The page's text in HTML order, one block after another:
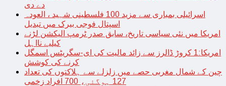
دے دی
اسرائیلی بمباری سے مزید 100 فلسطینی شہید ، العودہ
اسپتال فوجی بیرک میں تبدیل
امریکا میں نئی سیاسی تاریخ، سابق صدر ٹرمپ الیکشن لڑنے
کیلیے نااہل
امریکا:1 کروڑ ڈالرز سے زائد مالیت کی ای-سگریٹس اسمگل
کرنے کی کوشش
چین کے شمال مغربی حصے میں زلزلے سے ہلاکتوں کی تعداد
127 ہوگئی، 700 افراد زخمی